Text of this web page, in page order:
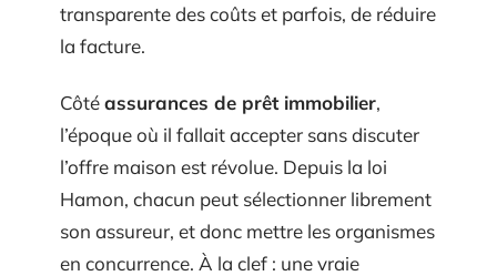
transparente des coûts et parfois, de réduire
la facture.
Côtéassurances de prêt immobilier,
l’époque où il fallait accepter sans discuter
l’offre maison est révolue. Depuis la loi
Hamon, chacun peut sélectionner librement
son assureur, et donc mettre les organismes
en concurrence. À la clef : une vraie